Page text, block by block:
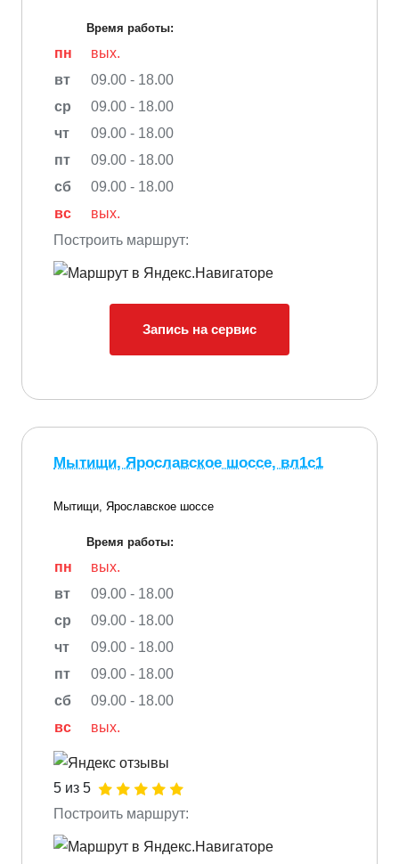
Время работы:
пн
вых.
вт
09.00 - 18.00
ср
09.00 - 18.00
чт
09.00 - 18.00
пт
09.00 - 18.00
сб
09.00 - 18.00
вс
вых.
Построить маршрут:
Запись на сервис
Мытищи, Ярославское шоссе, вл1с1
Мытищи, Ярославское шоссе
Время работы:
пн
вых.
вт
09.00 - 18.00
ср
09.00 - 18.00
чт
09.00 - 18.00
пт
09.00 - 18.00
сб
09.00 - 18.00
вс
вых.
5 из 5
Построить маршрут: